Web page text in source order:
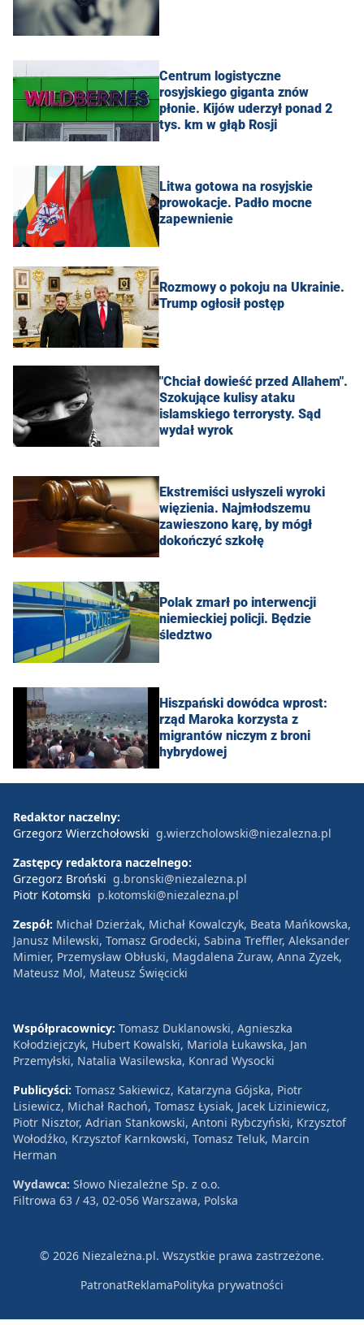
Centrum logistyczne
rosyjskiego giganta znów
płonie. Kijów uderzył ponad 2
tys. km w głąb Rosji
Litwa gotowa na rosyjskie
prowokacje. Padło mocne
zapewnienie
Rozmowy o pokoju na Ukrainie.
Trump ogłosił postęp
"Chciał dowieść przed Allahem".
Szokujące kulisy ataku
islamskiego terrorysty. Sąd
wydał wyrok
Ekstremiści usłyszeli wyroki
więzienia. Najmłodszemu
zawieszono karę, by mógł
dokończyć szkołę
Polak zmarł po interwencji
niemieckiej policji. Będzie
śledztwo
Hiszpański dowódca wprost:
rząd Maroka korzysta z
migrantów niczym z broni
hybrydowej
Redaktor naczelny:
Grzegorz Wierzchołowski g.wierzcholowski@niezalezna.pl
Zastępcy redaktora naczelnego:
Grzegorz Broński g.bronski@niezalezna.pl
Piotr Kotomski p.kotomski@niezalezna.pl
Zespół: Michał Dzierżak, Michał Kowalczyk, Beata Mańkowska,
Janusz Milewski, Tomasz Grodecki, Sabina Treffler, Aleksander
Mimier, Przemysław Obłuski, Magdalena Żuraw, Anna Zyzek,
Mateusz Mol, Mateusz Święcicki
Współpracownicy: Tomasz Duklanowski, Agnieszka
Kołodziejczyk, Hubert Kowalski, Mariola Łukawska, Jan
Przemyłski, Natalia Wasilewska, Konrad Wysocki
Publicyści: Tomasz Sakiewicz, Katarzyna Gójska, Piotr
Lisiewicz, Michał Rachoń, Tomasz Łysiak, Jacek Liziniewicz,
Piotr Nisztor, Adrian Stankowski, Antoni Rybczyński, Krzysztof
Wołodźko, Krzysztof Karnkowski, Tomasz Teluk, Marcin
Herman
Wydawca: Słowo Niezależne Sp. z o.o.
Filtrowa 63 / 43, 02-056 Warszawa, Polska
© 2026 Niezależna.pl. Wszystkie prawa zastrzeżone.
PatronatReklamaPolityka prywatności